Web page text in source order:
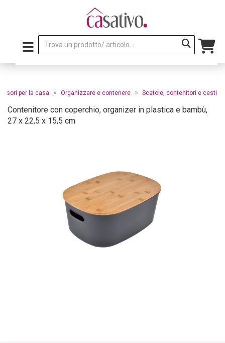
per la casa » Organizzare e contenere » Scatole, contenitori e cesti
Contenitore con coperchio, organizer in plastica e bambù,
27 x 22,5 x 15,5 cm